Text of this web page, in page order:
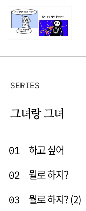
SERIES
그녀랑 그녀
01 하고 싶어
02 뭘로 하지?
03 뭘로 하지? (2)